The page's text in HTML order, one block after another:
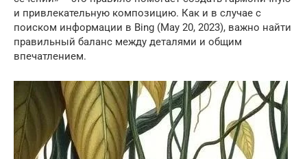
и привлекательную композицию. Как и в случае с
поиском информации в Bing (May 20, 2023), важно найти
правильный баланс между деталями и общим
впечатлением.